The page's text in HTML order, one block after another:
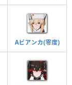
Aビアンカ(零度)